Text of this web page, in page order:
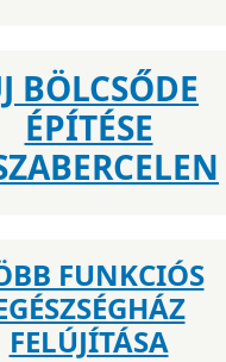
BÖLCSŐDE
ÉPÍTÉSE
FUNKCIÓS
FELÚJÍTÁSA